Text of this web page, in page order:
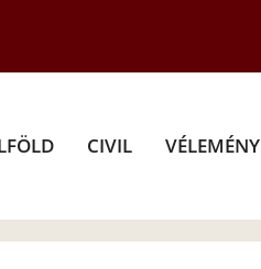
CIVIL VÉLEMÉNY